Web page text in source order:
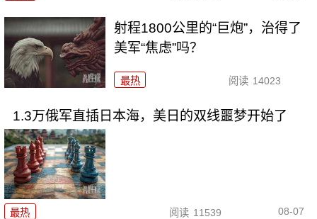
射程1800公里的“巨炮”，治得了
美军“焦虑”吗？
最热 阅读 14023
1.3万俄军直插日本海，美日的双线噩梦开始了
最热 阅读 11539 08-07